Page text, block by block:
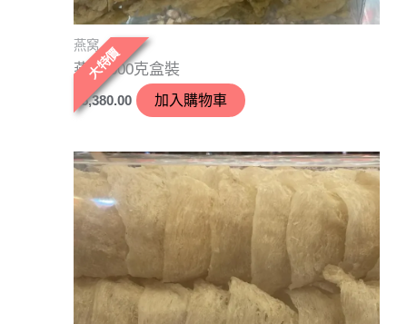
大特價
燕窝
燕角 500克盒裝
5,380.00 加入購物車